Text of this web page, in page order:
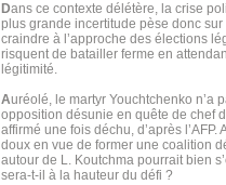
Dans ce contexte délétère, la crise
plus grande incertitude pèse donc
craindre à l’approche des élections
risquent de batailler ferme en
légitimité.
Auréolé, le martyr Youchtchenko n’a
opposition désunie en quête de chef
affirmé une fois déchu, d’après
doux en vue de former une coalition
autour de L. Koutchma pourrait bien
sera-t-il à la hauteur du défi ?